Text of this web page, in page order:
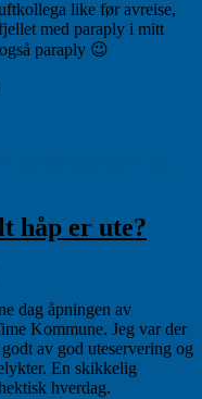
like før avreise,
med paraply i mitt
paraply 😉
håp er ute?
dag åpningen av
Kommune. Jeg var der
av god uteservering og
En skikkelig
hverdag.